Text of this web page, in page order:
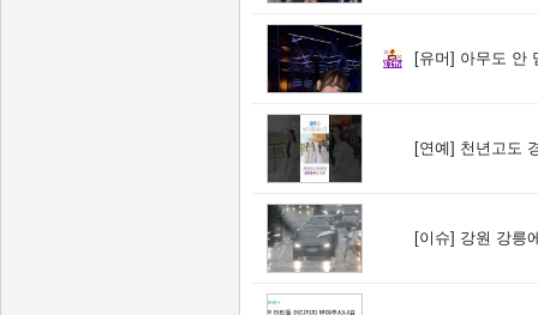
[유머] 아무도 안
[연예] 천년고도
[이슈] 강원 강릉에